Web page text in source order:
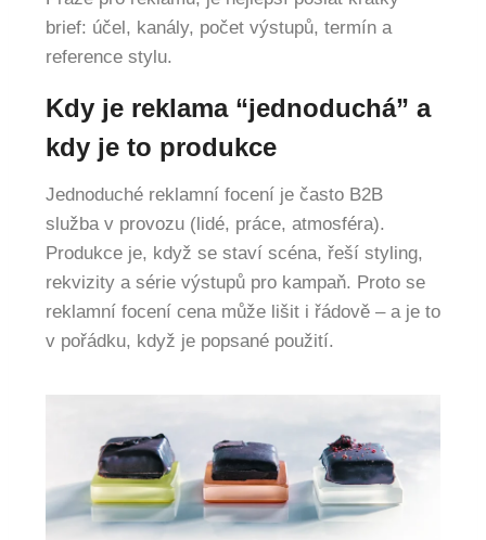
brief: účel, kanály, počet výstupů, termín a
reference stylu.
Kdy je reklama “jednoduchá” a
kdy je to produkce
Jednoduché reklamní focení je často B2B
služba v provozu (lidé, práce, atmosféra).
Produkce je, když se staví scéna, řeší styling,
rekvizity a série výstupů pro kampaň. Proto se
reklamní focení cena může lišit i řádově – a je to
v pořádku, když je popsané použití.